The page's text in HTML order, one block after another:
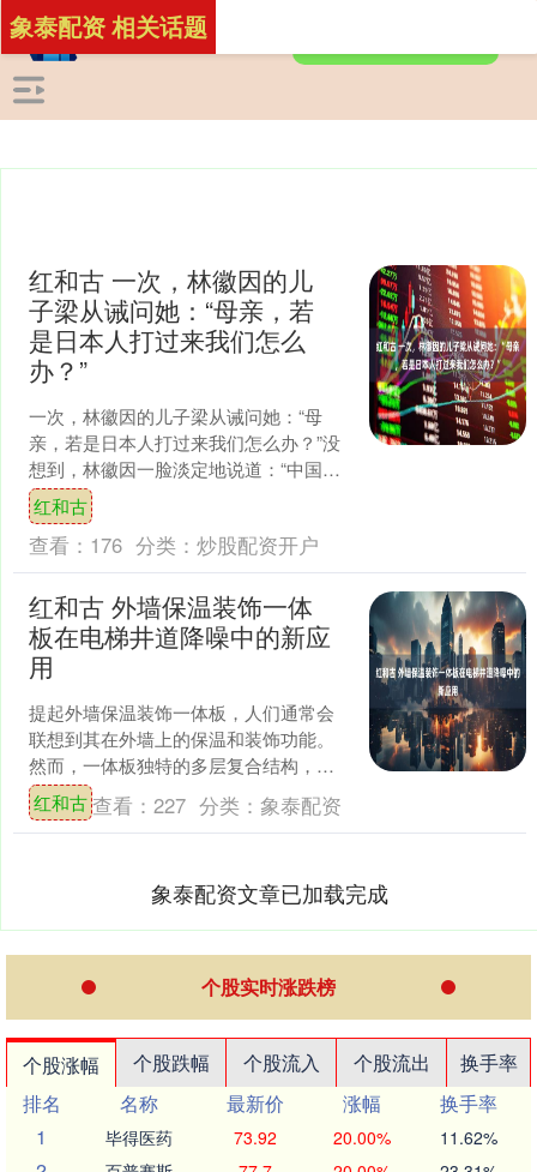
象泰配资 相关话题
红和古 一次，林徽因的儿
子梁从诫问她：“母亲，若
是日本人打过来我们怎么
办？”
一次，林徽因的儿子梁从诫问她：“母
亲，若是日本人打过来我们怎么办？”没
想到，林徽因一脸淡定地说道：“中国的
文人，总归是有一条后路的，家门口不
就是扬子江嘛。” 1....
红和古
查看： 176 分类： 炒股配资开户
红和古 外墙保温装饰一体
板在电梯井道降噪中的新应
用
提起外墙保温装饰一体板，人们通常会
联想到其在外墙上的保温和装饰功能。
然而，一体板独特的多层复合结构，使
其在建筑内部声学领域，特别是在电梯
井道降噪方面，展现出了新....
红和古查看： 227 分类： 象泰配资
象泰配资文章已加载完成
个股实时涨跌榜
个股涨幅 个股跌幅 个股流入 个股流出
换手率
排名
名称 最新价 涨幅
换手率
1
毕得医药 73.92 20.00% 11.62%